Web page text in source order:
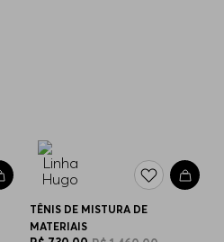
TÊNIS DE MISTURA DE
MATERIAIS